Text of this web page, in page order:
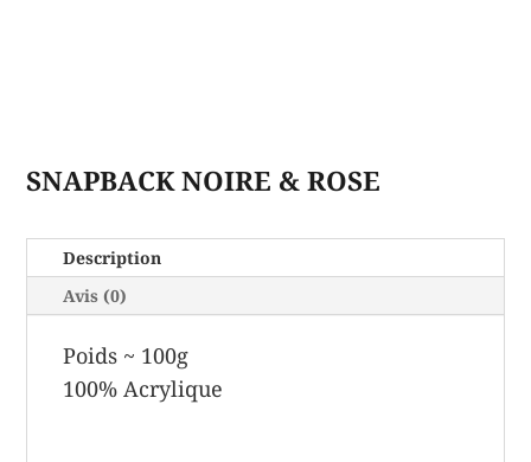
SNAPBACK NOIRE & ROSE
Description
Avis (0)
Poids ~ 100g
100% Acrylique